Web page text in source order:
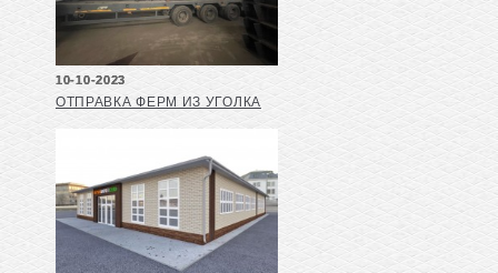
10-10-2023
ОТПРАВКА ФЕРМ ИЗ УГОЛКА